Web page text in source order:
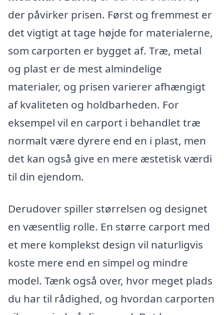
der påvirker prisen. Først og fremmest er
det vigtigt at tage højde for materialerne,
som carporten er bygget af. Træ, metal
og plast er de mest almindelige
materialer, og prisen varierer afhængigt
af kvaliteten og holdbarheden. For
eksempel vil en carport i behandlet træ
normalt være dyrere end en i plast, men
det kan også give en mere æstetisk værdi
til din ejendom.
Derudover spiller størrelsen og designet
en væsentlig rolle. En større carport med
et mere komplekst design vil naturligvis
koste mere end en simpel og mindre
model. Tænk også over, hvor meget plads
du har til rådighed, og hvordan carporten